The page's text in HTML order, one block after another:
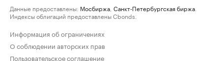
Данные предоставлены: Мосбиржа Санкт-Петербургская биржа
Индексы облигаций предоставлены Cbonds.
Информация об ограничениях
О соблюдении авторских прав
Пользовательское соглашение